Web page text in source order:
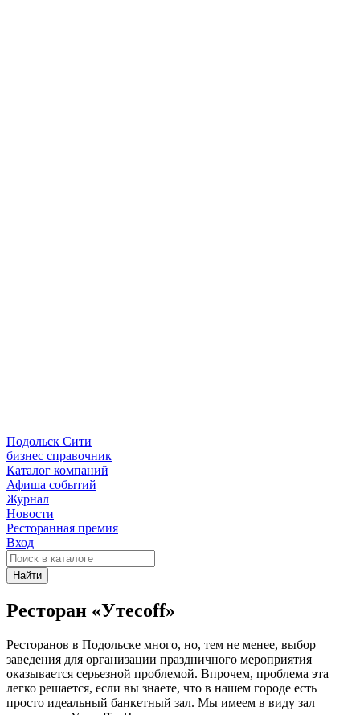
Подольск Сити
бизнес справочник
Каталог компаний
Афиша событий
Журнал
Новости
Ресторанная премия
Вход
Найти
Ресторан «Утесoff»
Ресторанов в Подольске много, но, тем не менее, выбор
заведения для организации праздничного мероприятия
оказывается серьезной проблемой. Впрочем, проблема эта
легко решается, если вы знаете, что в нашем городе есть
просто идеальный банкетный зал. Мы имеем в виду зал